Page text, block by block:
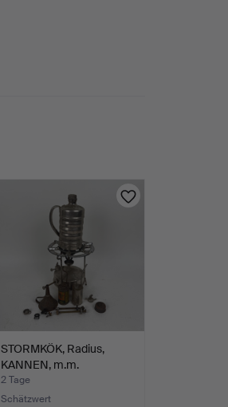
STORMKÖK, Radius,
KANNEN, m.m.
2 Tage
Schätzwert